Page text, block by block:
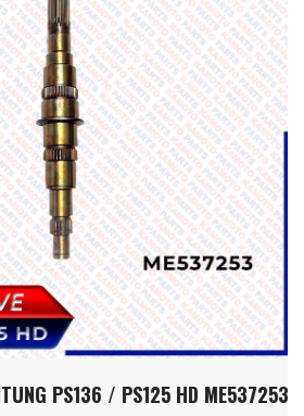
PS136 / PS125 HD ME537253